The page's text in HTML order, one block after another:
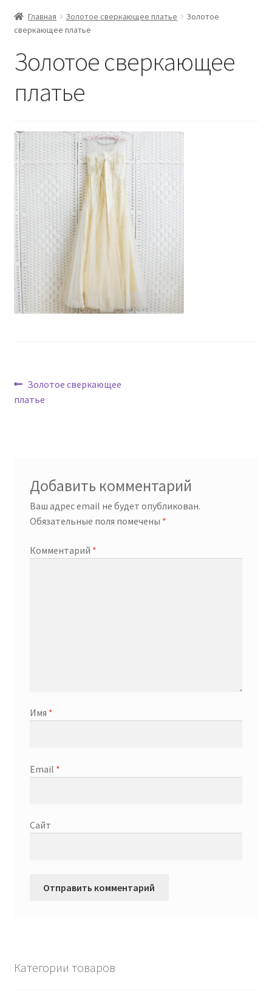
Главная Золотое сверкающее платье
Золотое
сверкающее платье
Золотое сверкающее
платье
Навигация
по
Предыдущая
запись:
Золотое сверкающее
платье
Добавить комментарий
Ваш адрес email не будет опубликован.
Обязательные поля помечены *
Комментарий *
Имя *
Email *
Сайт
Категории товаров